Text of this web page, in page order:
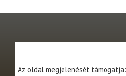
Az oldal megjelenését támogatja: